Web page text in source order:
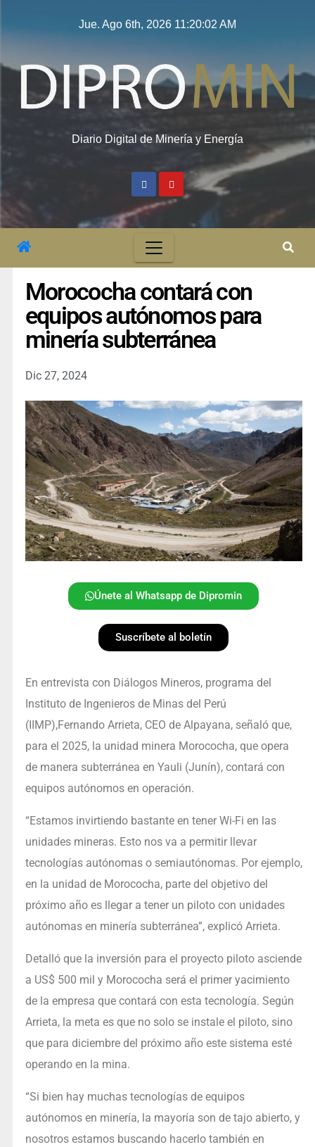
Jue. Ago 6th, 2026 11:20:03 AM
Diario Digital de Minería y Energía
Morococha contará con
equipos autónomos para
minería subterránea
Dic 27, 2024
Únete al Whatsapp de Dipromin
Suscríbete al boletín
En entrevista con Diálogos Mineros, programa del
Instituto de Ingenieros de Minas del Perú
(IIMP),Fernando Arrieta, CEO de Alpayana, señaló que,
para el 2025, la unidad minera Morococha, que opera
de manera subterránea en Yauli (Junín), contará con
equipos autónomos en operación.
“Estamos invirtiendo bastante en tener Wi-Fi en las
unidades mineras. Esto nos va a permitir llevar
tecnologías autónomas o semiautónomas. Por ejemplo,
en la unidad de Morococha, parte del objetivo del
próximo año es llegar a tener un piloto con unidades
autónomas en minería subterránea”, explicó Arrieta.
Detalló que la inversión para el proyecto piloto asciende
a US$ 500 mil y Morococha será el primer yacimiento
de la empresa que contará con esta tecnología. Según
Arrieta, la meta es que no solo se instale el piloto, sino
que para diciembre del próximo año este sistema esté
operando en la mina.
“Si bien hay muchas tecnologías de equipos
autónomos en minería, la mayoría son de tajo abierto, y
nosotros estamos buscando hacerlo también en